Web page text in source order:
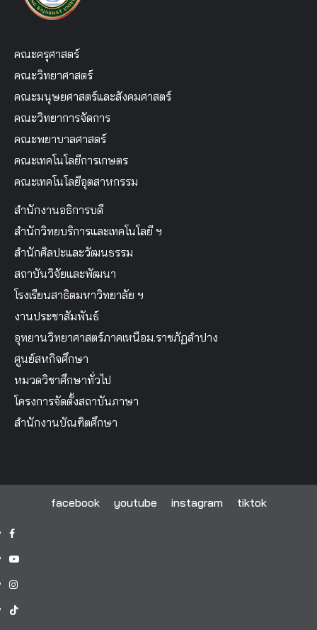
คณะครุศาสตร์
คณะวิทยาศาสตร์
คณะมนุษยศาสตร์และสังคมศาสตร์
คณะวิทยาการจัดการ
คณะพยาบาลศาสตร์
คณะเทคโนโลยีการเกษตร
คณะเทคโนโลยีอุตสาหกรรม
สำนักงานอธิการบดี
สำนักวิทยบริการและเทคโนโลยี ฯ
สำนักศิลปะและวัฒนธรรม
สถาบันวิจัยและพัฒนา
โรงเรียนสาธิตมหาวิทยาลัย ฯ
งานประชาสัมพันธ์
อุทยานวิทยาศาสตร์ภาคเหนือม.ราชภัฏลำปาง
ศูนย์สหกิจศึกษา
หมวดวิชาศึกษาทั่วไป
โครงการจัดตั้งสถาบันภาษา
สำนักงานบัณฑิตศึกษา
facebook youtube instagram tiktok
facebook
youtube
instagram
tiktok